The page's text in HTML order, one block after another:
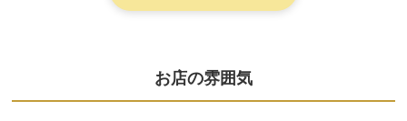
お店の雰囲気